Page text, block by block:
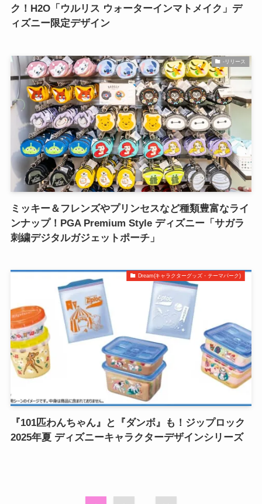
ク！H2O「ウルリス ウォーターインマトメイク」デ
ィズニー限定デザイン
-リリース
ミッキー＆フレンズやプリンセスなど種類豊富なライ
ンナップ！PGA Premium Style ディズニー「サガラ
刺繍デジタルガジェットポーチ」
Dream(キャラクターグッズ・テーマパーク)
『101匹わんちゃん』と『ダンボ』も！ジップロック
2025年夏 ディズニーキャラクターデザインシリーズ